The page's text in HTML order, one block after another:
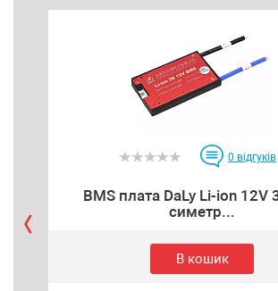
0 відгуків
BMS плата DaLy Li-ion 12V
симетр...
В кошик